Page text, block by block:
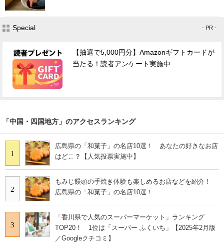
Special - PR -
【抽選で5,000円分】Amazonギフトカードが
当たる！読者アンケート実施中
「中国・四国地方」のアクセスランキング
1
広島県の「和菓子」の名店10選！ あなたの好きなお店
はどこ？【人気投票実施中】
2
もみじ饅頭の手焼き体験も楽しめるお店などを紹介！
広島県の「和菓子」の名店10選！
3
「香川県で人気のスーパーマーケット」ランキング
TOP20！ 1位は「スーパー ふくいち」【2025年2月版
／Googleクチコミ】